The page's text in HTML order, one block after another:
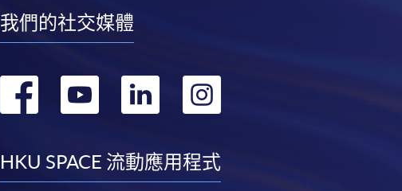
我們的社交媒體
轉
facebook
轉
youtube
轉
linkedin
轉
instagram
HKU SPACE 流動應用程式